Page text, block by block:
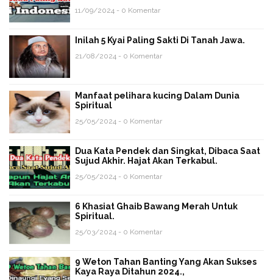
11/09/2024 - 0 Komentar
Inilah 5 Kyai Paling Sakti Di Tanah Jawa.
21/08/2024 - 0 Komentar
Manfaat pelihara kucing Dalam Dunia
Spiritual
25/05/2024 - 0 Komentar
Dua Kata Pendek dan Singkat, Dibaca Saat
Sujud Akhir. Hajat Akan Terkabul.
25/05/2024 - 0 Komentar
6 Khasiat Ghaib Bawang Merah Untuk
Spiritual.
25/03/2024 - 0 Komentar
9 Weton Tahan Banting Yang Akan Sukses
Kaya Raya Ditahun 2024.,